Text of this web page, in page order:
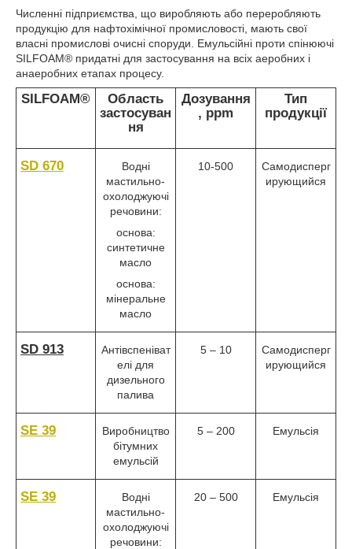
Численні підприємства, що виробляють або переробляють
продукцію для нафтохімічної промисловості, мають свої
власні промислові очисні споруди. Емульсійні проти спінюючі
SILFOAM® придатні для застосування на всіх аеробних і
анаеробних етапах процесу.
SILFOAM®
Область
застосуван
ня
Дозування
, ppm
Тип
продукції
SD 670
Водні
мастильно-
охолоджуючі
речовини:
основа:
синтетичне
масло
основа:
мінеральне
масло
10-500
Самодисперг
ирующийся
SD 913
Антівспеніват
елі для
дизельного
палива
5 – 10
Самодисперг
ирующийся
SE 39
Виробництво
бітумних
емульсій
5 – 200 Емульсія
SE 39
Водні
мастильно-
охолоджуючі
речовини:
20 – 500 Емульсія